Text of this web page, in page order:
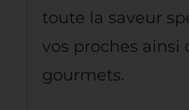
toute la saveur
vos proches ainsi
gourmets.